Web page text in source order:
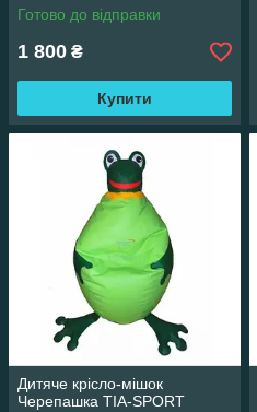
Готово до відправки
1 800 ₴
Купити
Дитяче крісло-мішок
Черепашка TIA-SPORT